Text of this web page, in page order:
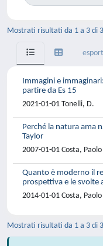
Mostrati risultati da 1 a 3 di 3
Immagini e
partire da Es 15
2021-01-01 Tonelli, D.
Perché la natura ama
Taylor
2007-01-01 Costa, Paolo
Quanto è moderno il
prospettiva e le svolte
2014-01-01 Costa, Paolo
Mostrati risultati da 1 a 3 di 3